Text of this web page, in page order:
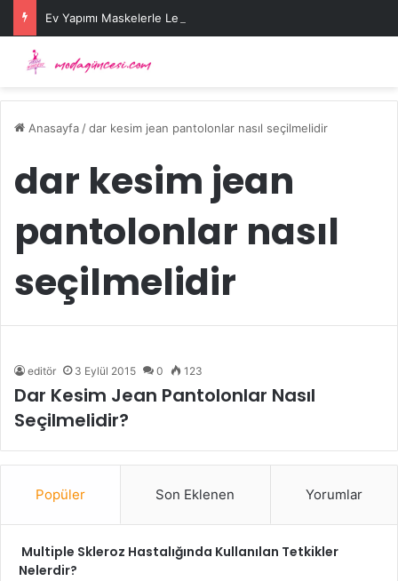
Ev Yapımı Maskelerle Leke Sorununa Çözüm Önerileri
Anasayfa /dar kesim jean pantolonlar nasıl seçilmelidir
dar kesim jean
pantolonlar nasıl
seçilmelidir
editör 3 Eylül 2015 0 123
Dar Kesim Jean Pantolonlar Nasıl
Seçilmelidir?
Popüler Son Eklenen Yorumlar
Multiple Skleroz Hastalığında Kullanılan Tetkikler
Nelerdir?